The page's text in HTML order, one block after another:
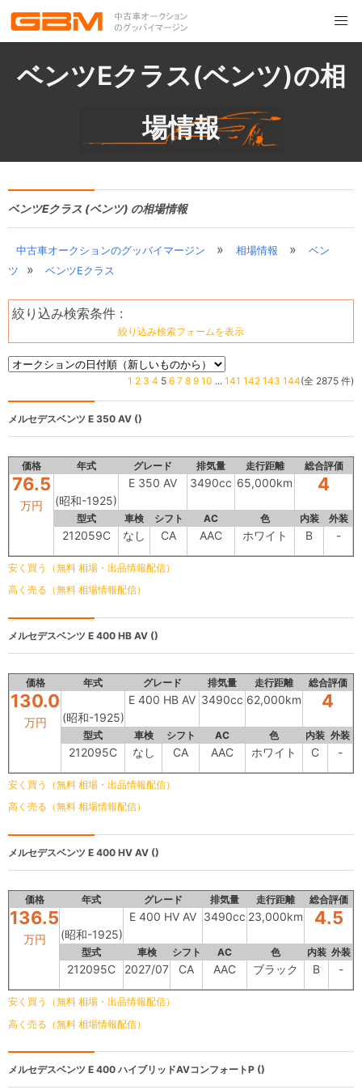
ベンツEクラス(ベンツ)の相
場情報
ベンツEクラス (ベンツ) の相場情報
中古車オークションのグッバイマージン » 相場情報 »
ベン
ツ
» ベンツEクラス
絞り込み検索条件 :
絞り込み検索フォームを表示
1 2 3 4 5 6 7 8 9 10 ... 141 142 143 144(全 2875 件)
メルセデスベンツ E 350 AV ()
価格 年式 グレード 排気量 走行距離 総合評価
76.5
万円 (昭和-1925)
E 350 AV 3490cc 65,000km 4
型式 車検 シフト AC 色 内装 外装
212059C なし CA AAC ホワイト B -
安く買う（無料 相場・出品情報配信）
高く売る（無料 相場情報配信）
メルセデスベンツ E 400 HB AV ()
価格 年式 グレード 排気量 走行距離 総合評価
130.0
万円 (昭和-1925)
E 400 HB AV 3490cc 62,000km 4
型式 車検 シフト AC 色 内装 外装
212095C なし CA AAC ホワイト C -
安く買う（無料 相場・出品情報配信）
高く売る（無料 相場情報配信）
メルセデスベンツ E 400 HV AV ()
価格 年式 グレード 排気量 走行距離 総合評価
136.5
万円 (昭和-1925)
E 400 HV AV 3490cc 23,000km 4.5
型式 車検 シフト AC 色 内装 外装
212095C 2027/07 CA AAC ブラック B -
安く買う（無料 相場・出品情報配信）
高く売る（無料 相場情報配信）
メルセデスベンツ E 400 ハイブリッドAVコンフォートP ()